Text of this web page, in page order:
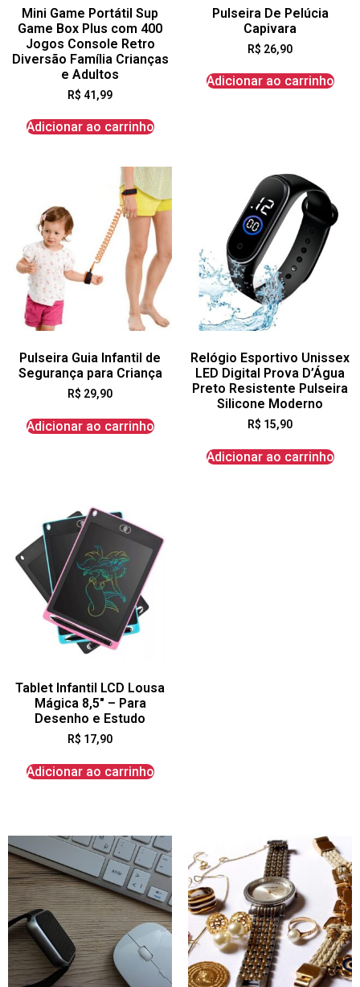
Mini Game Portátil Sup
Game Box Plus com 400
Jogos Console Retro
Diversão Família Crianças
e Adultos
R$ 41,99
Adicionar ao carrinho
Pulseira De Pelúcia
Capivara
R$ 26,90
Adicionar ao carrinho
Pulseira Guia Infantil de
Segurança para Criança
R$ 29,90
Adicionar ao carrinho
Relógio Esportivo Unissex
LED Digital Prova D’Água
Preto Resistente Pulseira
Silicone Moderno
R$ 15,90
Adicionar ao carrinho
Tablet Infantil LCD Lousa
Mágica 8,5″ – Para
Desenho e Estudo
R$ 17,90
Adicionar ao carrinho